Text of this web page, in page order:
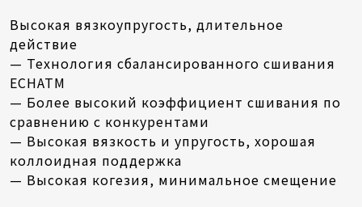
Высокая вязкоупругость, длительное
действие
— Технология сбалансированного сшивания
ECHATM
— Более высокий коэффициент сшивания по
сравнению с конкурентами
— Высокая вязкость и упругость, хорошая
коллоидная поддержка
— Высокая когезия, минимальное смещение